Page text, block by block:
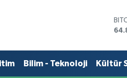
Bilim - Teknoloji Kültür